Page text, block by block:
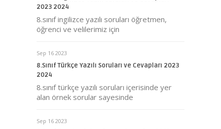
2023 2024
8.sınıf ingilizce yazılı soruları öğretmen,
öğrenci ve velilerimiz için
Sep 16 2023
8.Sınıf Türkçe Yazılı Soruları ve Cevapları 2023
2024
8.sınıf türkçe yazılı soruları içerisinde yer
alan örnek sorular sayesinde
Sep 16 2023